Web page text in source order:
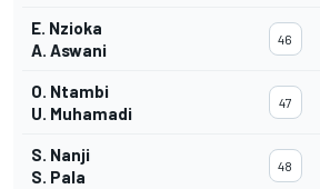
E. Nzioka
A. Aswani
46
O. Ntambi
U. Muhamadi
47
S. Nanji
S. Pala
48